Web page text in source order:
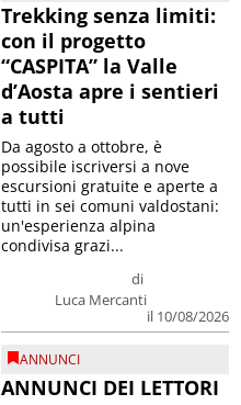
Trekking senza limiti:
con il progetto
“CASPITA” la Valle
d’Aosta apre i sentieri
a tutti
di
Luca Mercanti
il 10/08/2026
Da agosto a ottobre, è
possibile iscriversi a nove
escursioni gratuite e aperte a
tutti in sei comuni valdostani:
un'esperienza alpina
condivisa grazi...
ANNUNCI
ANNUNCI DEI LETTORI